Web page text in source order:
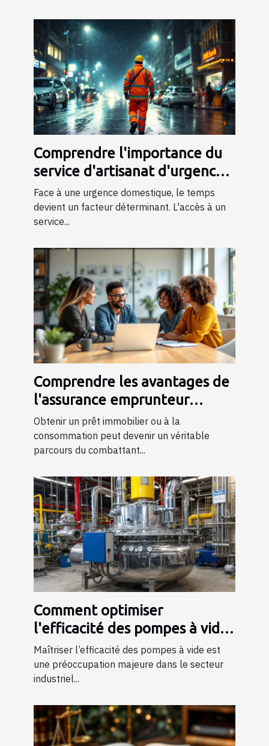
Comprendre l'importance du
service d'artisanat d'urgence
24/7
Face à une urgence domestique, le temps
devient un facteur déterminant. L'accès à un
service...
Comprendre les avantages de
l'assurance emprunteur
AERAS pour les personnes à
risque
Obtenir un prêt immobilier ou à la
consommation peut devenir un véritable
parcours du combattant...
Comment optimiser
l'efficacité des pompes à vide
dans l'industrie ?
Maîtriser l’efficacité des pompes à vide est
une préoccupation majeure dans le secteur
industriel...